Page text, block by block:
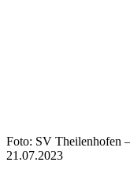
Foto: SV Thei­len­ho­fen
21.07.2023